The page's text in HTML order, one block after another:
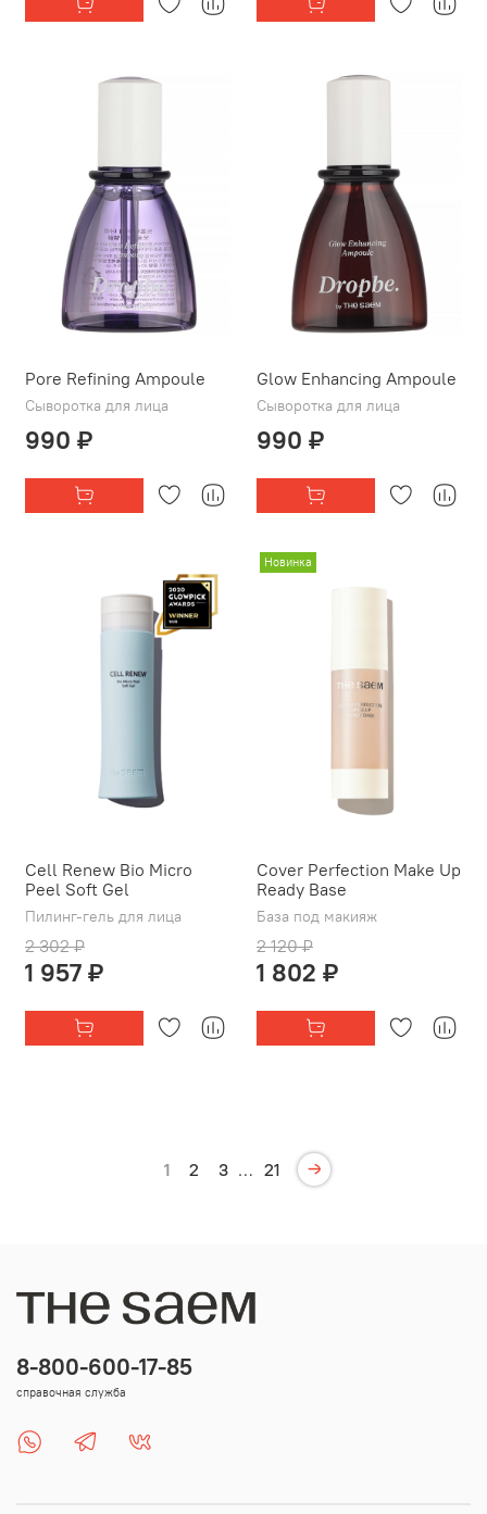
Pore Refining Ampoule
Сыворотка для лица
990 ₽
Glow Enhancing Ampoule
Сыворотка для лица
990 ₽
Cell Renew Bio Micro
Peel Soft Gel
Пилинг-гель для лица
2 302 ₽
1 957 ₽
Новинка
Cover Perfection Make Up
Ready Base
База под макияж
2 120 ₽
1 802 ₽
1 2 3 … 21
8-800-600-17-85
справочная служба